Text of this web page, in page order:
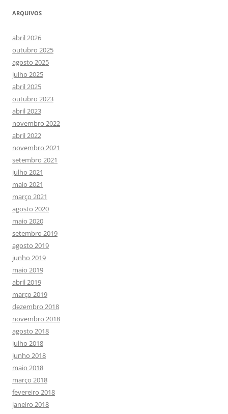
ARQUIVOS
abril 2026
outubro 2025
agosto 2025
julho 2025
abril 2025
outubro 2023
abril 2023
novembro 2022
abril 2022
novembro 2021
setembro 2021
julho 2021
maio 2021
março 2021
agosto 2020
maio 2020
setembro 2019
agosto 2019
junho 2019
maio 2019
abril 2019
março 2019
dezembro 2018
novembro 2018
agosto 2018
julho 2018
junho 2018
maio 2018
março 2018
fevereiro 2018
janeiro 2018